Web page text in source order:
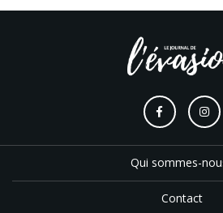
Qui sommes-
Contact